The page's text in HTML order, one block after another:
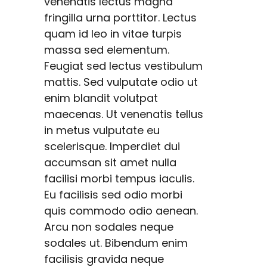
fringilla urna porttitor. Lectus
quam id leo in vitae turpis
massa sed elementum.
Feugiat sed lectus vestibulum
mattis. Sed vulputate odio ut
enim blandit volutpat
maecenas. Ut venenatis tellus
in metus vulputate eu
scelerisque. Imperdiet dui
accumsan sit amet nulla
facilisi morbi tempus iaculis.
Eu facilisis sed odio morbi
quis commodo odio aenean.
Arcu non sodales neque
sodales ut. Bibendum enim
facilisis gravida neque